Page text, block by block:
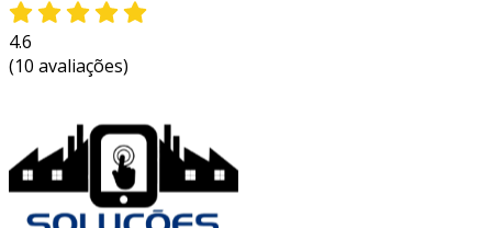
4.6
(10 avaliações)